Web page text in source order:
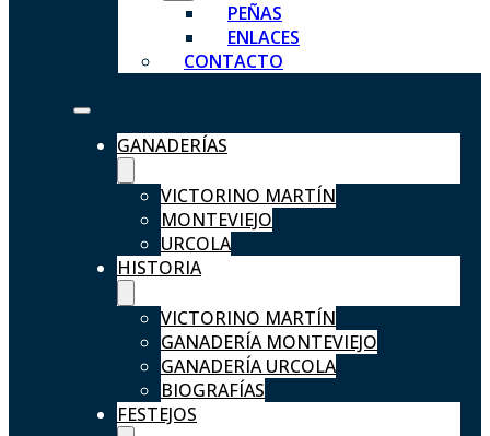
PEÑAS
ENLACES
CONTACTO
GANADERÍAS
VICTORINO MARTÍN
MONTEVIEJO
URCOLA
HISTORIA
VICTORINO MARTÍN
GANADERÍA MONTEVIEJO
GANADERÍA URCOLA
BIOGRAFÍAS
FESTEJOS